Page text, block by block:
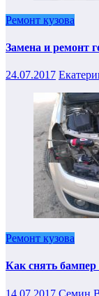
Ремонт кузова
Замена и ремонт
24.07.2017
Ремонт кузова
Как снять
14.07.2017 Семин